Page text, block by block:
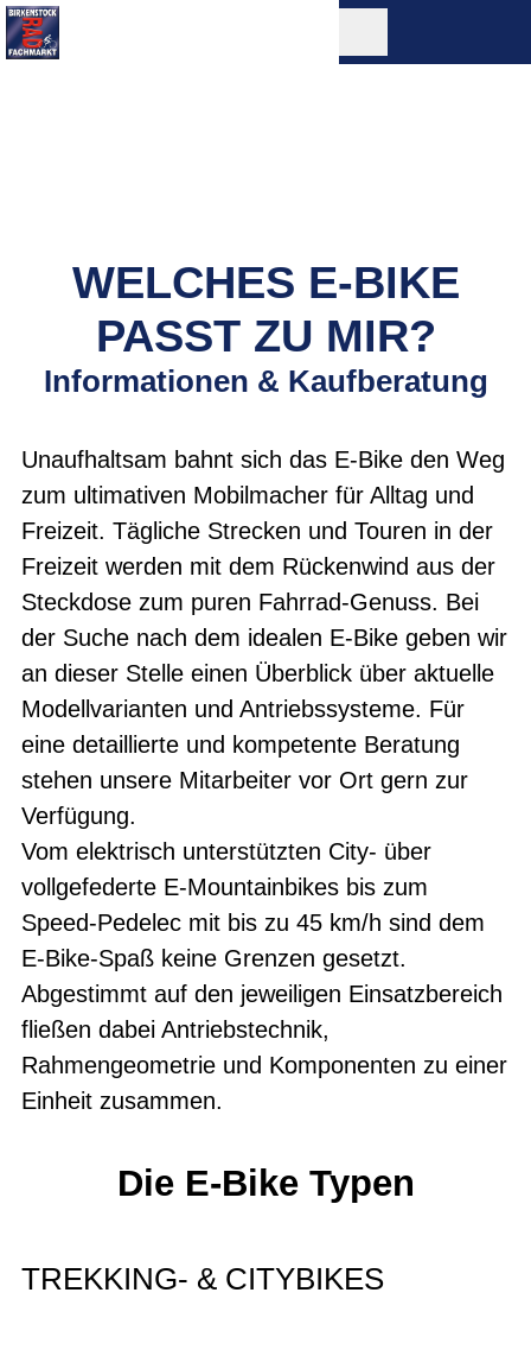
WELCHES E-BIKE
PASST ZU MIR?
Informationen & Kaufberatung
Unaufhaltsam bahnt sich das E-Bike den Weg
zum ultimativen Mobilmacher für Alltag und
Freizeit. Tägliche Strecken und Touren in der
Freizeit werden mit dem Rückenwind aus der
Steckdose zum puren Fahrrad-Genuss. Bei
der Suche nach dem idealen E-Bike geben wir
an dieser Stelle einen Überblick über aktuelle
Modellvarianten und Antriebssysteme. Für
eine detaillierte und kompetente Beratung
stehen unsere Mitarbeiter vor Ort gern zur
Verfügung.
Vom elektrisch unterstützten City- über
vollgefederte E-Mountainbikes bis zum
Speed-Pedelec mit bis zu 45 km/h sind dem
E-Bike-Spaß keine Grenzen gesetzt.
Abgestimmt auf den jeweiligen Einsatzbereich
fließen dabei Antriebstechnik,
Rahmengeometrie und Komponenten zu einer
Einheit zusammen.
Die E-Bike Typen
TREKKING- & CITYBIKES